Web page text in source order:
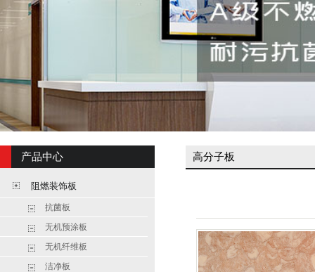
产品中心
阻燃装饰板
抗菌板
无机预涂板
无机纤维板
洁净板
高分子板